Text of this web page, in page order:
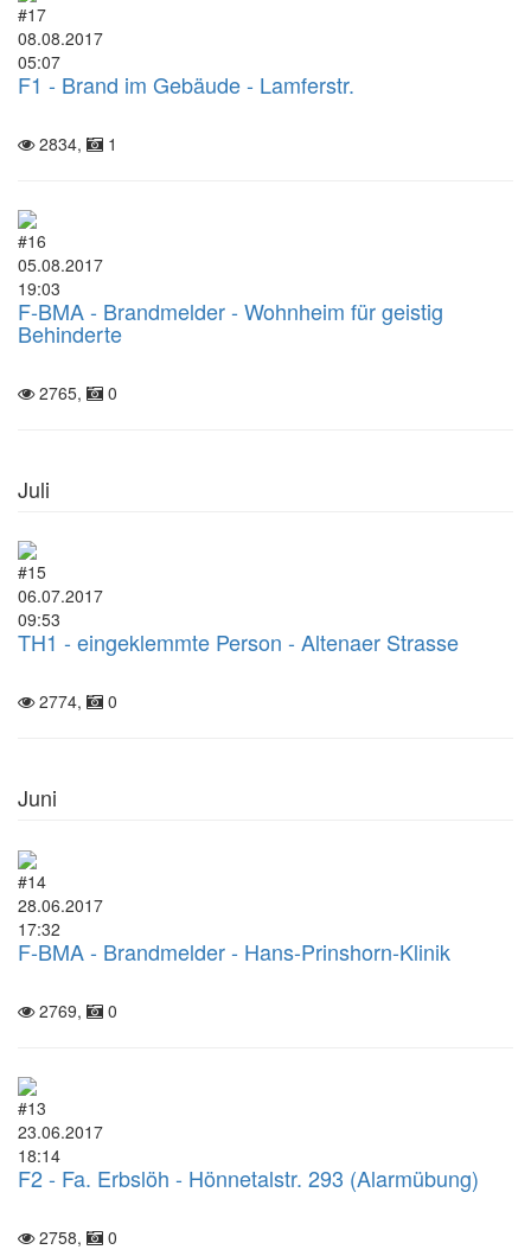
#17
08.08.2017
05:07
F1 - Brand im Gebäude - Lamferstr.
2834, 1
#16
05.08.2017
19:03
F-BMA - Brandmelder - Wohnheim für geistig
Behinderte
2765, 0
Juli
#15
06.07.2017
09:53
TH1 - eingeklemmte Person - Altenaer Strasse
2774, 0
Juni
#14
28.06.2017
17:32
F-BMA - Brandmelder - Hans-Prinshorn-Klinik
2769, 0
#13
23.06.2017
18:14
F2 - Fa. Erbslöh - Hönnetalstr. 293 (Alarmübung)
2758, 0